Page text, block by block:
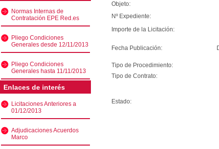
Normas Internas de
Contratación EPE Red.es
Pliego Condiciones
Generales desde 12/11/2013
Pliego Condiciones
Generales hasta 11/11/2013
Enlaces de interés
Licitaciones Anteriores a
01/12/2013
Adjudicaciones Acuerdos
Marco
Objeto:
Nº Expediente:
Importe de la Licitación:
Fecha Publicación:
Tipo de Procedimiento:
Tipo de Contrato:
Estado: